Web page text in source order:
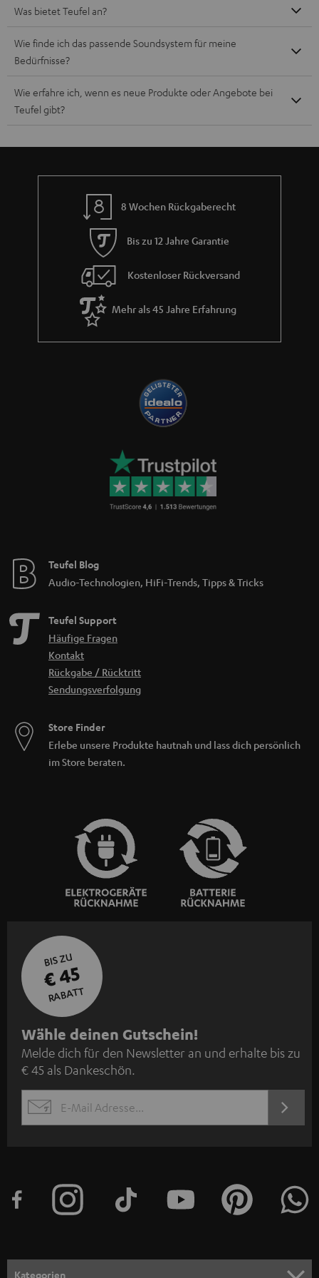
Was bietet Teufel an?
Wie finde ich das passende Soundsystem für meine
Bedürfnisse?
Wie erfahre ich, wenn es neue Produkte oder Angebote bei
Teufel gibt?
8 Wochen Rückgaberecht
Bis zu 12 Jahre Garantie
Kostenloser Rückversand
Mehr als 45 Jahre Erfahrung
Teufel Blog
Audio-Technologien, HiFi-Trends, Tipps & Tricks
Teufel Support
Häufige Fragen
Kontakt
Rückgabe / Rücktritt
Sendungsverfolgung
Store Finder
Erlebe unsere Produkte hautnah und lass dich persönlich
im Store beraten.
BIS ZU
€ 45
RABATT
N
e
w
s
l
e
n
Wähle deinen Gutschein!
Melde dich für den Newsletter an und erhalte bis zu
€ 45 als Dankeschön.
EMAIL
JETZT
Kategorien